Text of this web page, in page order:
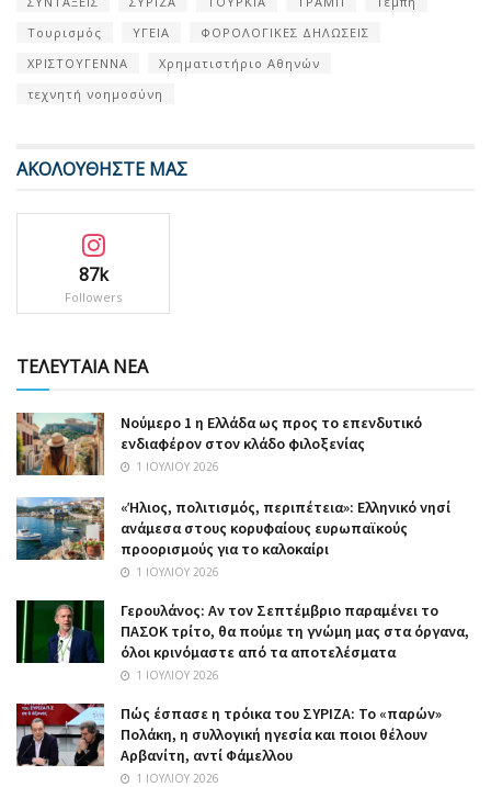
Τουρισμός
ΥΓΕΙΑ
ΦΟΡΟΛΟΓΙΚΕΣ ΔΗΛΩΣΕΙΣ
ΧΡΙΣΤΟΥΓΕΝΝΑ
Χρηματιστήριο Αθηνών
τεχνητή νοημοσύνη
ΑΚΟΛΟΥΘΗΣΤΕ ΜΑΣ
87k
Followers
ΤΕΛΕΥΤΑΙΑ ΝΕΑ
Nούμερο 1 η Ελλάδα ως προς το επενδυτικό
ενδιαφέρον στον κλάδο φιλοξενίας
1 ΙΟΥΛΊΟΥ 2026
«Ήλιος, πολιτισμός, περιπέτεια»: Ελληνικό νησί
ανάμεσα στους κορυφαίους ευρωπαϊκούς
προορισμούς για το καλοκαίρι
1 ΙΟΥΛΊΟΥ 2026
Γερουλάνος: Αν τον Σεπτέμβριο παραμένει το
ΠΑΣΟΚ τρίτο, θα πούμε τη γνώμη μας στα όργανα,
όλοι κρινόμαστε από τα αποτελέσματα
1 ΙΟΥΛΊΟΥ 2026
Πώς έσπασε η τρόικα του ΣΥΡΙΖΑ: Το «παρών»
Πολάκη, η συλλογική ηγεσία και ποιοι θέλουν
Αρβανίτη, αντί Φάμελλου
1 ΙΟΥΛΊΟΥ 2026